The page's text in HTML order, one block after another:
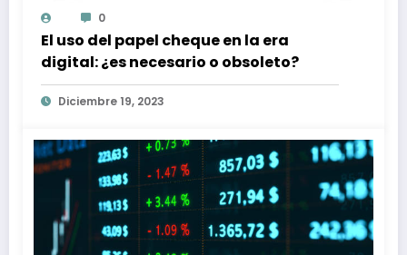
0
El uso del papel cheque en la era
digital: ¿es necesario o obsoleto?
Diciembre 19, 2023